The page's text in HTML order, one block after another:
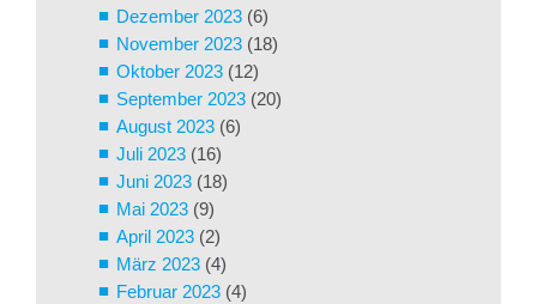
Dezember 2023 (6)
November 2023 (18)
Oktober 2023 (12)
September 2023 (20)
August 2023 (6)
Juli 2023 (16)
Juni 2023 (18)
Mai 2023 (9)
April 2023 (2)
März 2023 (4)
Februar 2023 (4)